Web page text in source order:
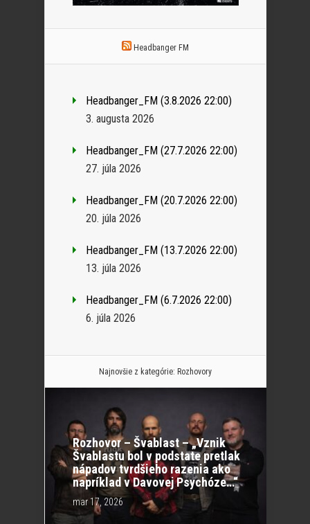
Headbanger FM
Headbanger_FM (3.8.2026 22:00)
3. augusta 2026
Headbanger_FM (27.7.2026 22:00)
27. júla 2026
Headbanger_FM (20.7.2026 22:00)
20. júla 2026
Headbanger_FM (13.7.2026 22:00)
13. júla 2026
Headbanger_FM (6.7.2026 22:00)
6. júla 2026
Najnovšie z kategórie: Rozhovory
Rozhovor – Švablast – „Vznik
Švablastu bol v podstate pretlak
nápadov tvrdšieho razenia ako
napríklad v Davovej Psychóze…“
mar 17, 2026